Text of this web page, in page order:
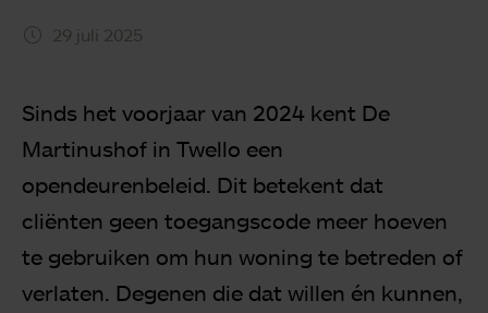
29 juli 2025
Sinds het voorjaar van 2024 kent De
Martinushof in Twello een
opendeurenbeleid. Dit betekent dat
cliënten geen toegangscode meer hoeven
te gebruiken om hun woning te betreden of
verlaten. Degenen die dat willen én kunnen,